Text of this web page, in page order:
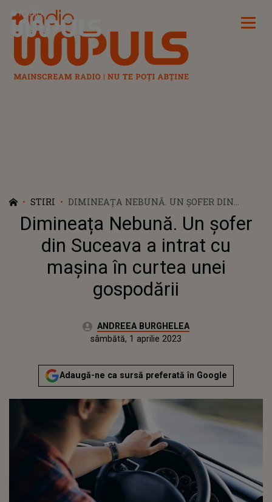
Radio Impuls
STIRI
DIMINEAȚA NEBUNĂ. UN ȘOFER DIN
SUCEAVA A INTRAT CU MAȘINA ÎN CURTEA
UNEI GOSPODĂRII
Dimineața Nebună. Un șofer
din Suceava a intrat cu
mașina în curtea unei
gospodării
Autor:ANDREEA BURGHELEA
Actualizat:
sâmbătă, 1 aprilie 2023
Adaugă-ne ca sursă preferată în Google